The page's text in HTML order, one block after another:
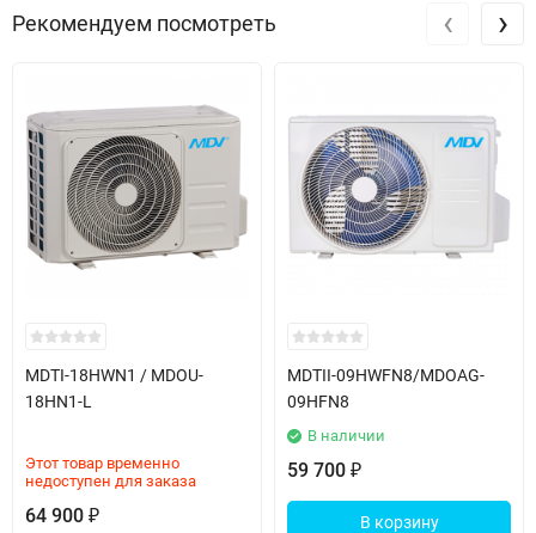
Рекомендуем посмотреть
MDTI-18HWN1 / MDOU-
18HN1-L
Этот товар временно
недоступен для заказа
64 900 ₽
MDTII-09HWFN8/MDOAG-
09HFN8
В наличии
59 700 ₽
В корзину
‹ ›